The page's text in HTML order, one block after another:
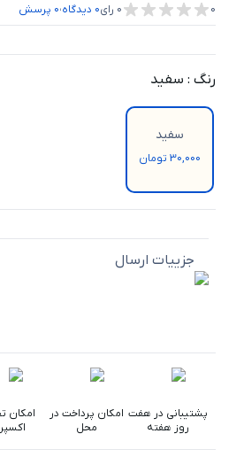
0
0 رای0 دیدگاه،0 پرسش
رنگ : سفید
سفید
30,000 تومان
جزییات ارسال
پشتیبانی در هفت
روز هفته
امکان پرداخت در
محل
امکان